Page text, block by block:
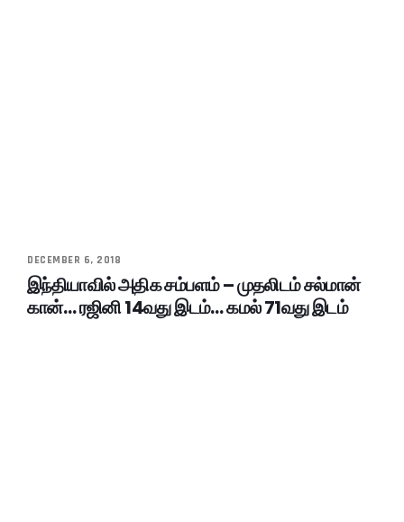
DECEMBER 6, 2018
இந்தியாவில் அதிக சம்பளம் – முதலிடம் சல்மான்
கான்… ரஜினி 14வது இடம்… கமல் 71வது இடம்